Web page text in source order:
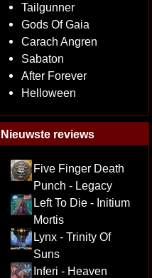
Tailgunner
Gods Of Gaia
Carach Angren
Sabaton
After Forever
Helloween
Nieuwste reviews
Five Finger Death
Punch - Legacy
Left To Die - Initium
Mortis
Lynx - Trinity Of
Suns
Inferi - Heaven